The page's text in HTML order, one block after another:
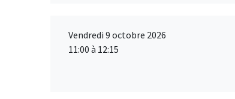
Vendredi 9 octobre 2026
11:00 à 12:15